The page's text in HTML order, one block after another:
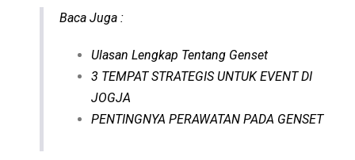
Baca Juga :
Ulasan Lengkap Tentang Genset
3 TEMPAT STRATEGIS UNTUK EVENT DI
JOGJA
PENTINGNYA PERAWATAN PADA GENSET